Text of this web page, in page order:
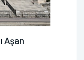
Aşan